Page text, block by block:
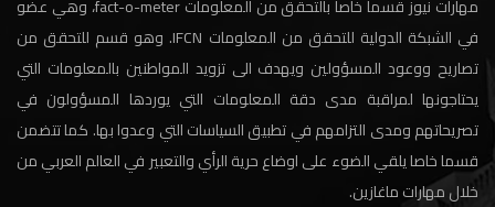
مهارات نيوز قسما خاصا بالتحقق من المعلومات fact-o-meter، وهي عضو
في الشبكة الدولية للتحقق من المعلومات IFCN. وهو قسم للتحقق من
تصاريح ووعود المسؤولين ويهدف الى تزويد المواطنين بالمعلومات التي
يحتاجونها لمراقبة مدى دقة المعلومات التي يوردها المسؤولون في
تصريحاتهم ومدى التزامهم في تطبيق السياسات التي وعدوا بها. كما تتضمن
قسما خاصا يلقي الضوء على اوضاع حرية الرأي والتعبير في العالم العربي من
خلال مهارات ماغازين.